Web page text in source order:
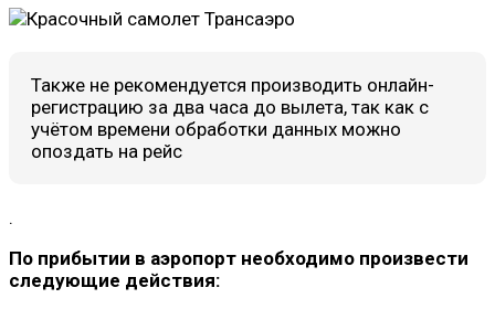
Также не рекомендуется производить онлайн-
регистрацию за два часа до вылета, так как с
учётом времени обработки данных можно
опоздать на рейс
.
По прибытии в аэропорт необходимо произвести
следующие действия: